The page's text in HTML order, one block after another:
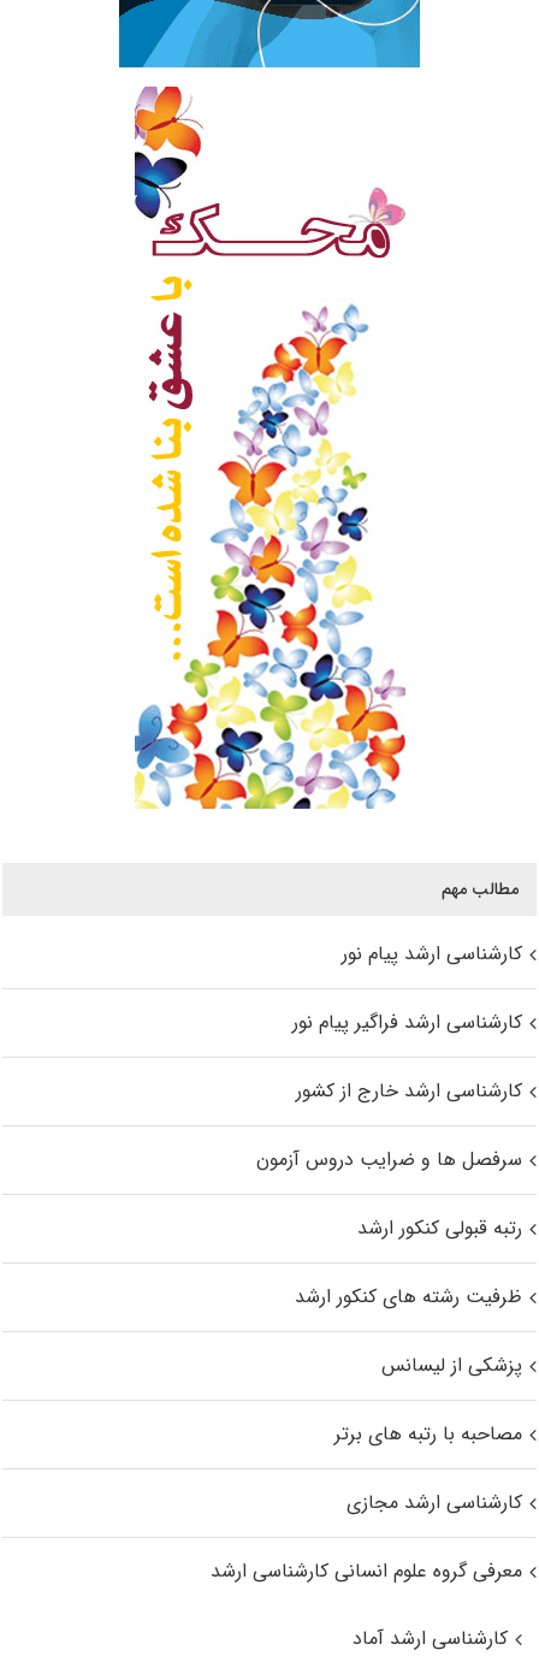
مطالب مهم
کارشناسی ارشد پیام نور
کارشناسی ارشد فراگیر پیام نور
کارشناسی ارشد خارج از کشور
سرفصل ها و ضرایب دروس آزمون
رتبه قبولی کنکور ارشد
ظرفیت رشته های کنکور ارشد
پزشکی از لیسانس
مصاحبه با رتبه های برتر
کارشناسی ارشد مجازی
معرفی گروه علوم انسانی کارشناسی ارشد
کارشناسی ارشد آماد